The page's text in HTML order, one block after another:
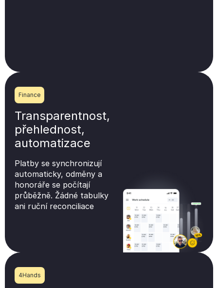
Finance
Transparentnost,
přehlednost,
automatizace
Platby se synchronizují
automaticky, odměny a
honoráře se počítají
průběžně. Žádné tabulky
ani ruční reconciliace
4Hands